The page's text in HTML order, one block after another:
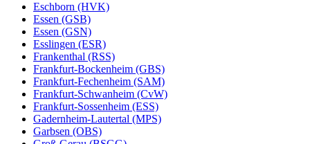
Eschborn (HVK)
Essen (GSB)
Essen (GSN)
Esslingen (ESR)
Frankenthal (RSS)
Frankfurt-Bockenheim (GBS)
Frankfurt-Fechenheim (SAM)
Frankfurt-Schwanheim (CvW)
Frankfurt-Sossenheim (ESS)
Gadernheim-Lautertal (MPS)
Garbsen (OBS)